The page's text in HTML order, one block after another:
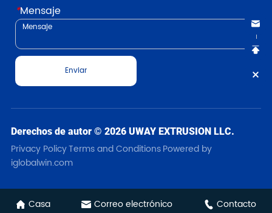
*Mensaje
Enviar
Derechos de autor © 2026 UWAY EXTRUSION LLC.
Privacy PolicyTerms and ConditionsPowered by
iglobalwin.com
Casa Correo electrónico Contacto